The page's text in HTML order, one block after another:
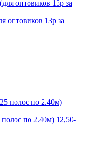
оптовиков 13р за
полос по 2.40м) 12,50-